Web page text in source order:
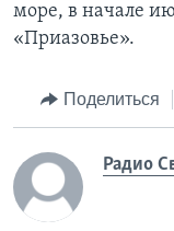
море, в начале
«Приазовье».
Поделиться
Радио